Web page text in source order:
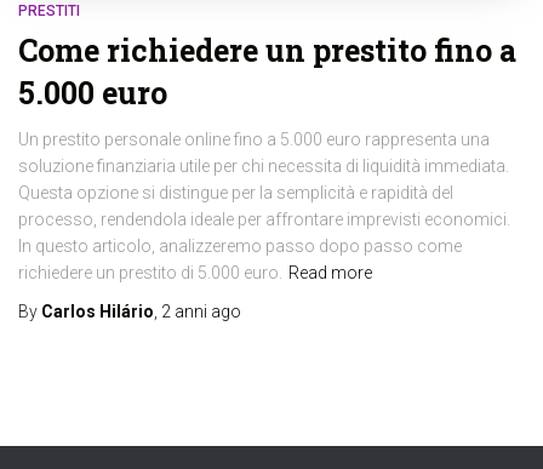
PRESTITI
Come richiedere un prestito fino a
5.000 euro
Un prestito personale online fino a 5.000 euro rappresenta una
soluzione finanziaria utile per chi necessita di liquidità immediata.
Questa opzione si distingue per la semplicità e rapidità del
processo, rendendola ideale per affrontare imprevisti economici.
In questo articolo, analizzeremo passo dopo passo come
richiedere un prestito di 5.000 euro.
Read more
By Carlos Hilário 2 anni ago